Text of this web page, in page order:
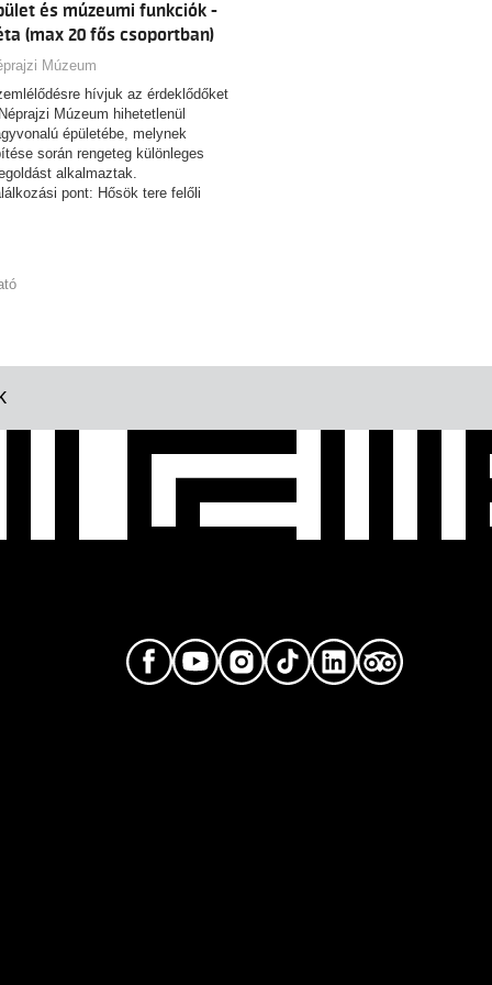
Az egyes alkalmak
témákban kínálnak
Erről alább
és múzeumi funkciók -
(max 20 fős csoportban)
Múzeum
hívjuk az érdeklődőket
Múzeum hihetetlenül
épületébe, melynek
során rengeteg különleges
alkalmaztak.
pont: Hősök tere felőli